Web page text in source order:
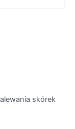
skórek